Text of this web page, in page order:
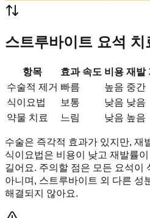
스트루바이트 요석 치
항목 효과 속도 비용 재발
수술적 제거 빠름 높음 중간
식이요법
보통 낮음 낮음
약물 치료
느림 낮음 높음
수술은 즉각적 효과가 있지만, 재
식이요법은 비용이 낮고 재발률이
길어요. 주의할 점은 모든 요석이
아니며, 스트루바이트 외 다른 성
해결되지 않아요.